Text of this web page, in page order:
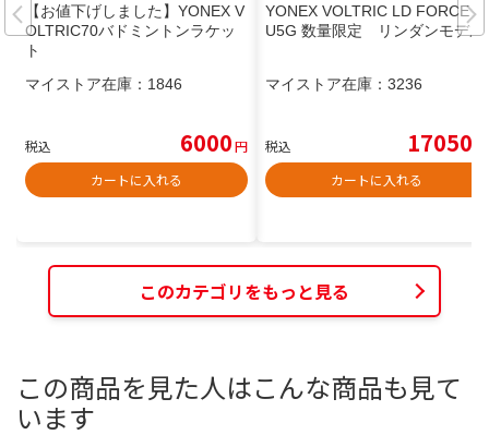
【お値下げしました】YONEX V
OLTRIC70バドミントンラケッ
ト
マイストア在庫： 1846
税込 6000円
カートに入れる
YONEX VOLTRIC LD FORCE 4
U5G 数量限定 リンダンモデル
マイストア在庫： 3236
税込 17050
カートに入れる
このカテゴリをもっと見る
この商品を見た人はこんな商品も見て
います